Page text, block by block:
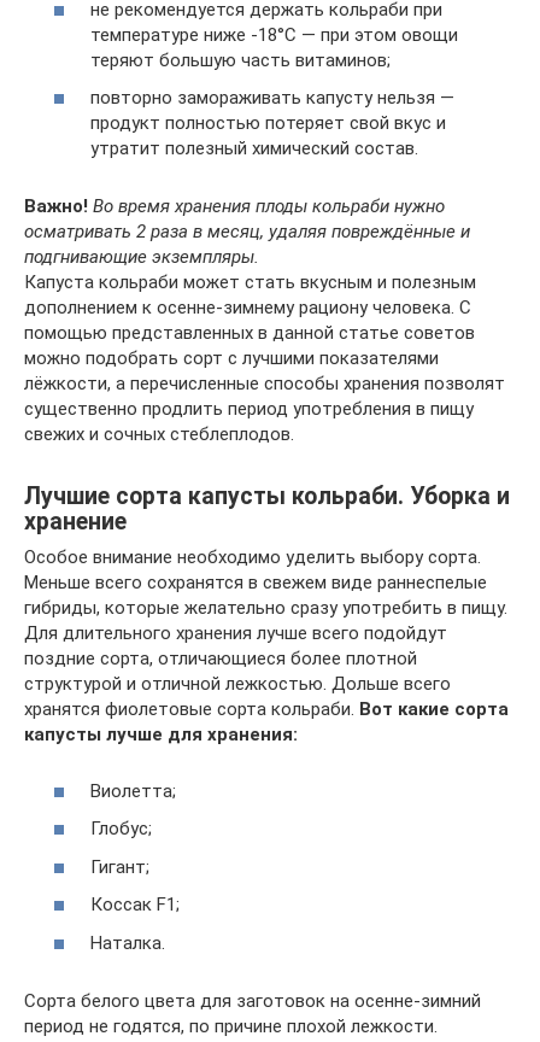
не рекомендуется держать кольраби при
температуре ниже -18°С — при этом овощи
теряют большую часть витаминов;
повторно замораживать капусту нельзя —
продукт полностью потеряет свой вкус и
утратит полезный химический состав.
Важно! Во время хранения плоды кольраби нужно
осматривать 2 раза в месяц, удаляя повреждённые и
подгнивающие экземпляры.
Капуста кольраби может стать вкусным и полезным
дополнением к осенне-зимнему рациону человека. С
помощью представленных в данной статье советов
можно подобрать сорт с лучшими показателями
лёжкости, а перечисленные способы хранения позволят
существенно продлить период употребления в пищу
свежих и сочных стеблеплодов.
Лучшие сорта капусты кольраби. Уборка и
хранение
Особое внимание необходимо уделить выбору сорта.
Меньше всего сохранятся в свежем виде раннеспелые
гибриды, которые желательно сразу употребить в пищу.
Для длительного хранения лучше всего подойдут
поздние сорта, отличающиеся более плотной
структурой и отличной лежкостью. Дольше всего
хранятся фиолетовые сорта кольраби. Вот какие сорта
капусты лучше для хранения:
Виолетта;
Глобус;
Гигант;
Коссак F1;
Наталка.
Сорта белого цвета для заготовок на осенне-зимний
период не годятся, по причине плохой лежкости.